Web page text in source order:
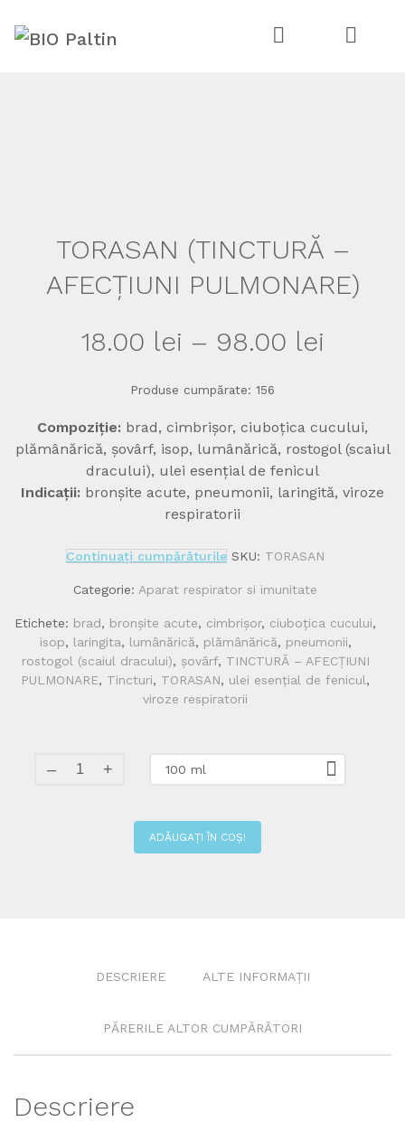
TORASAN (TINCTURĂ –
AFECȚIUNI PULMONARE)
18.00 lei – 98.00 lei
18.00
până
98.00
Produse cumpărate: 156
Compoziție: brad, cimbrișor, ciuboțica cucului,
plămânărică, șovârf, isop, lumânărică, rostogol (scaiul
dracului), ulei esențial de fenicul
Indicații: bronșite acute, pneumonii, laringită, viroze
respiratorii
Continuați cumpărăturile SKU: TORASAN
Categorie: Aparat respirator si imunitate
Etichete: brad, bronșite acute, cimbrișor, ciuboțica cucului,
isop, laringita, lumânărică, plămânărică, pneumonii,
rostogol (scaiul dracului), șovârf, TINCTURĂ – AFECȚIUNI
PULMONARE, Tincturi, TORASAN, ulei esențial de fenicul,
viroze respiratorii
ADĂUGAȚI ÎN COȘ!
DESCRIERE ALTE INFORMAȚII
PĂRERILE ALTOR CUMPĂRĂTORI
Descriere